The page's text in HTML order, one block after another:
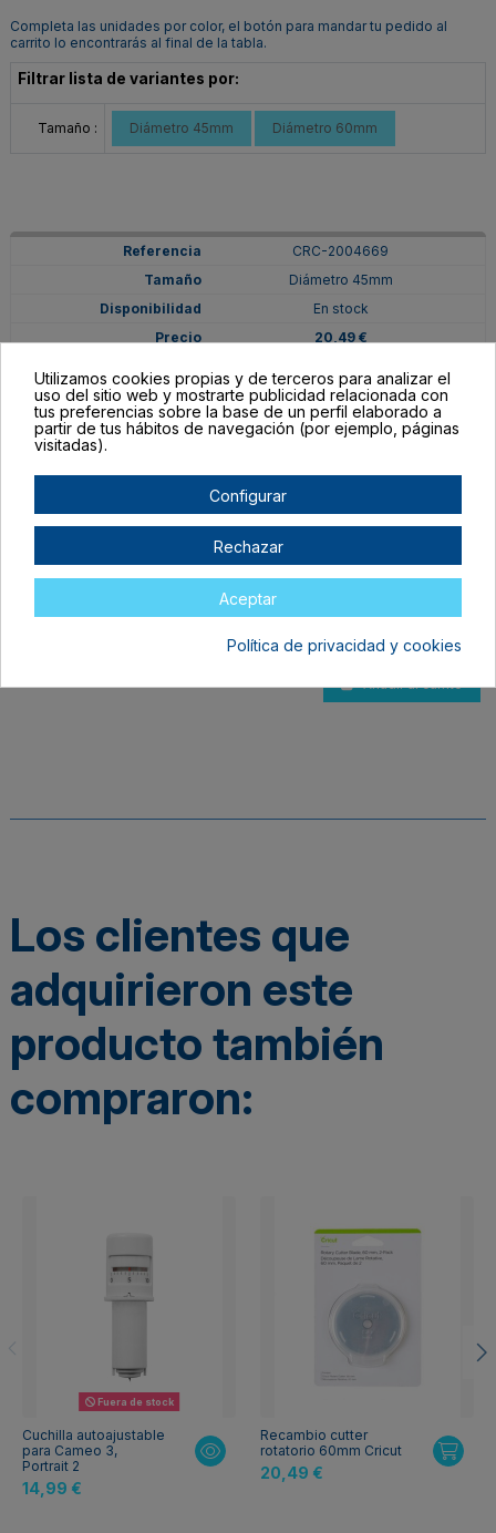
Completa las unidades por color, el botón para mandar tu pedido al
carrito lo encontrarás al final de la tabla.
Filtrar lista de variantes por:
Tamaño : Diámetro 45mm Diámetro 60mm
CRC-2004669
Diámetro 45mm
En stock
20,49 €
En stock
Añadir al carrito
Los clientes que
adquirieron este
producto también
compraron:
Fuera de stock
Cuchilla autoajustable
para Cameo 3,
Portrait 2
14,99 €
Recambio cutter
rotatorio 60mm Cricut
20,49 €
Utilizamos cookies propias y de terceros para analizar el
uso del sitio web y mostrarte publicidad relacionada con
tus preferencias sobre la base de un perfil elaborado a
partir de tus hábitos de navegación (por ejemplo, páginas
visitadas).
Configurar
Rechazar
Aceptar
Política de privacidad y cookies